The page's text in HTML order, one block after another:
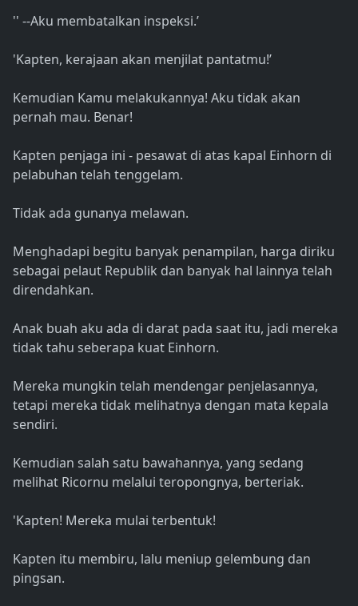
'' --Aku membatalkan inspeksi.’
'Kapten, kerajaan akan menjilat pantatmu!’
Kemudian Kamu melakukannya! Aku tidak akan
pernah mau. Benar!
Kapten penjaga ini - pesawat di atas kapal Einhorn di
pelabuhan telah tenggelam.
Tidak ada gunanya melawan.
Menghadapi begitu banyak penampilan, harga diriku
sebagai pelaut Republik dan banyak hal lainnya telah
direndahkan.
Anak buah aku ada di darat pada saat itu, jadi mereka
tidak tahu seberapa kuat Einhorn.
Mereka mungkin telah mendengar penjelasannya,
tetapi mereka tidak melihatnya dengan mata kepala
sendiri.
Kemudian salah satu bawahannya, yang sedang
melihat Ricornu melalui teropongnya, berteriak.
'Kapten! Mereka mulai terbentuk!
Kapten itu membiru, lalu meniup gelembung dan
pingsan.